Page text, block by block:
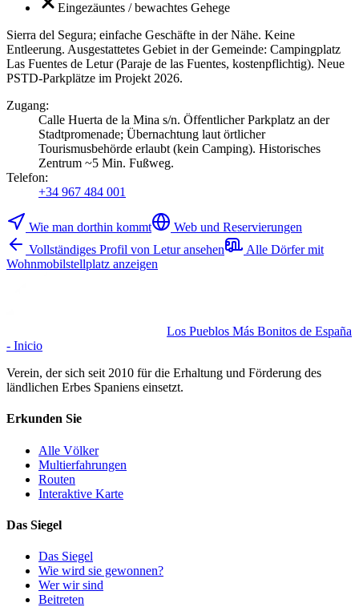
Eingezäuntes / bewachtes Gehege
Sierra del Segura; einfache Geschäfte in der Nähe. Keine
Entleerung. Ausgestattetes Gebiet in der Gemeinde: Campingplatz
Las Fuentes de Letur (Paraje de las Fuentes, kostenpflichtig). Neue
PSTD-Parkplätze im Projekt 2026.
Zugang:
Calle Huerta de la Mina s/n. Öffentlicher Parkplatz an der
Stadtpromenade; Übernachtung laut örtlicher
Tourismusbehörde erlaubt (kein Camping). Historisches
Zentrum ~5 Min. Fußweg.
Telefon:
+34 967 484 001
Wie man dorthin kommt
Web und Reservierungen
Vollständiges Profil von Letur ansehen
Alle Dörfer mit
Wohnmobilstellplatz anzeigen
Los Pueblos Más Bonitos de España
- Inicio
Verein, der sich seit 2010 für die Erhaltung und Förderung des
ländlichen Erbes Spaniens einsetzt.
Erkunden Sie
Alle Völker
Multierfahrungen
Routen
Interaktive Karte
Das Siegel
Das Siegel
Wie wird sie gewonnen?
Wer wir sind
Beitreten